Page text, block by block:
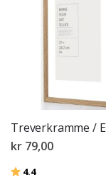
Treverkramme /
kr 79,00
Karakter:
4.4av 5 mulige